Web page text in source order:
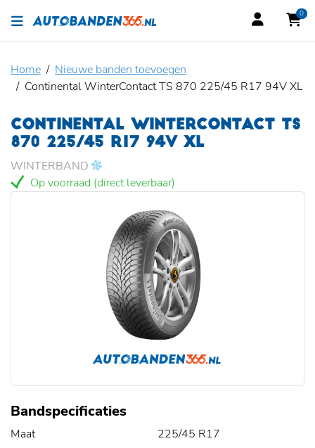
0
Home
Nieuwe banden toevoegen
Continental WinterContact TS 870 225/45 R17 94V XL
CONTINENTAL WINTERCONTACT TS
870 225/45 R17 94V XL
WINTERBAND
Op voorraad (direct leverbaar)
Bandspecificaties
Maat
225/45 R17